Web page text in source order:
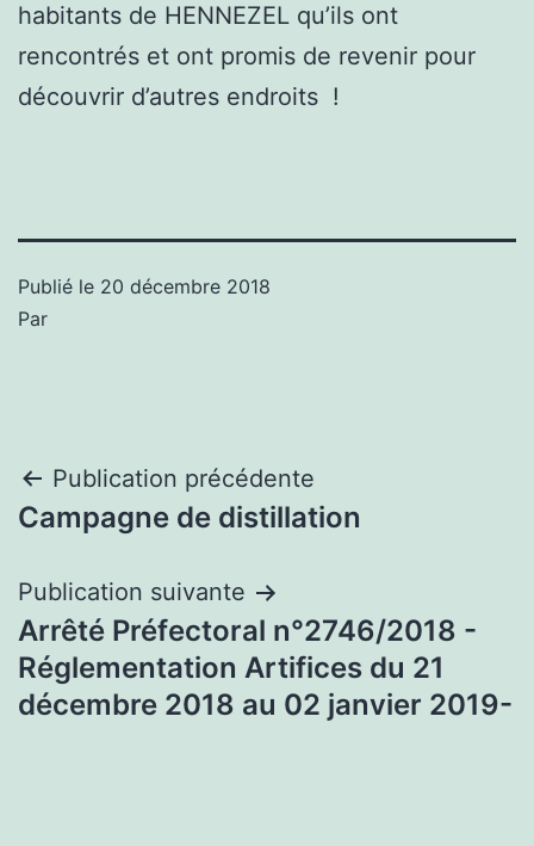
habitants de HENNEZEL qu’ils ont
rencontrés et ont promis de revenir pour
découvrir d’autres endroits !
Publié le 20 décembre 2018
Par
Navigation
de
l’article
Publication précédente
Campagne de distillation
Publication suivante
Arrêté Préfectoral n°2746/2018 -
Réglementation Artifices du 21
décembre 2018 au 02 janvier 2019-